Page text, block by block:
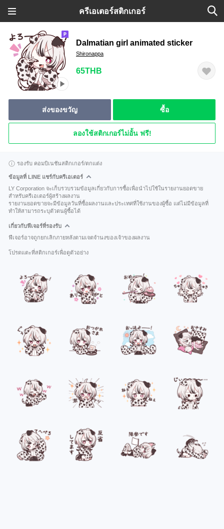
ครีเอเตอร์สติกเกอร์
Dalmatian girl animated sticker
Shironappa
65THB
ส่งของขวัญ ซื้อ
ลองใช้สติกเกอร์ไม่อั้น ฟรี!
รองรับ คอมบิเนชันสติกเกอร์/ตกแต่ง
ข้อมูลที่ LINE แชร์กับครีเอเตอร์
LY Corporation จะเก็บรวบรวมข้อมูลเกี่ยวกับการซื้อเพื่อนำไปใช้ในรายงานยอดขาย
สำหรับครีเอเตอร์ผู้สร้างผลงาน
รายงานยอดขายจะมีข้อมูลวันที่ซื้อผลงานและประเทศที่ใช้งานของผู้ซื้อ แต่ไม่มีข้อมูลที่
ทำให้สามารถระบุตัวตนผู้ซื้อได้
เกี่ยวกับฟีเจอร์ที่รองรับ
ฟีเจอร์อาจถูกยกเลิกภายหลังตามเจตจำนงของเจ้าของผลงาน
โปรดแตะที่สติกเกอร์เพื่อดูตัวอย่าง